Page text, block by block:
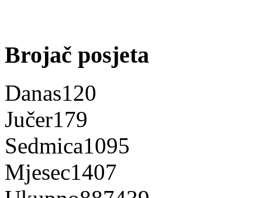
Brojač posjeta
Danas120
Jučer179
Sedmica1095
Mjesec1407